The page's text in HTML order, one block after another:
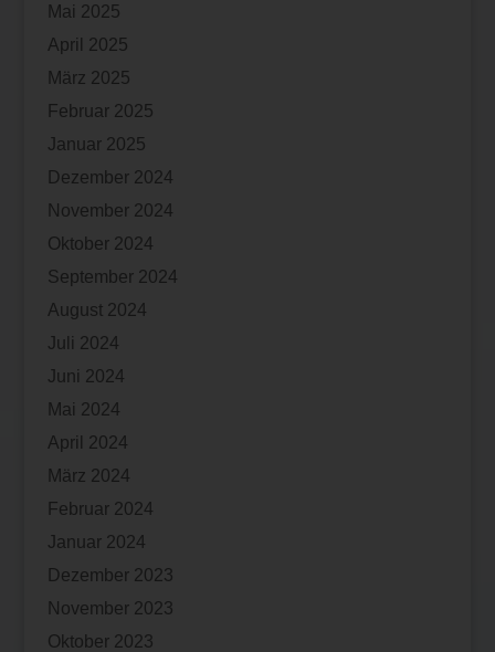
Mai 2025
April 2025
März 2025
Februar 2025
Januar 2025
Dezember 2024
November 2024
Oktober 2024
September 2024
August 2024
Juli 2024
Juni 2024
Mai 2024
April 2024
März 2024
Februar 2024
Januar 2024
Dezember 2023
November 2023
Oktober 2023